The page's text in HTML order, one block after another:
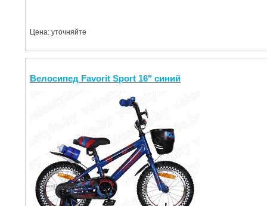
Цена: уточняйте
Велосипед Favorit Sport 16" синий